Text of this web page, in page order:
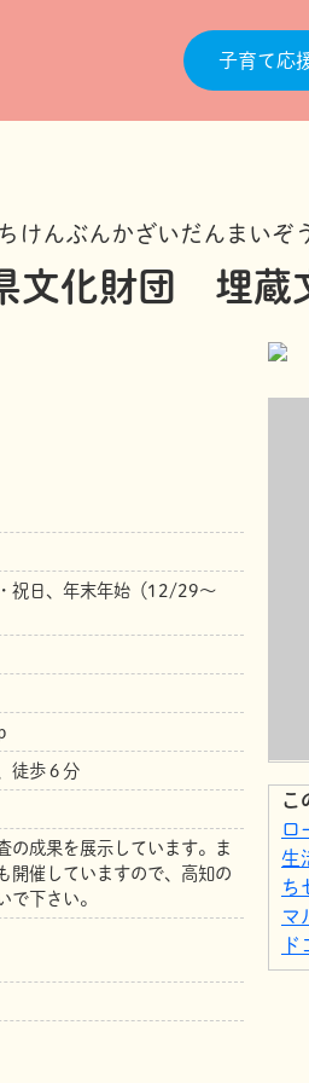
子育て応
けんぶんかざいだんまいぞ
文化財団 埋蔵
祝日、年末年始（12/29～
徒歩６分
の成果を展示しています。ま
開催していますので、高知の
で下さい。
こ
ロ
生
ち
マ
マ